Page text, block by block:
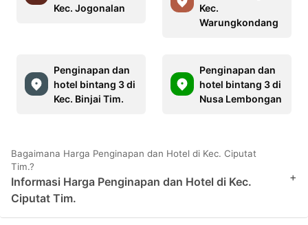
Kec. Jogonalan
Kec.
Warungkondang
Penginapan dan
hotel bintang 3 di
Kec. Binjai Tim.
Penginapan dan
hotel bintang 3 di
Nusa Lembongan
Bagaimana Harga Penginapan dan Hotel di Kec. Ciputat
Tim.?
Informasi Harga Penginapan dan Hotel di Kec.
Ciputat Tim.
+